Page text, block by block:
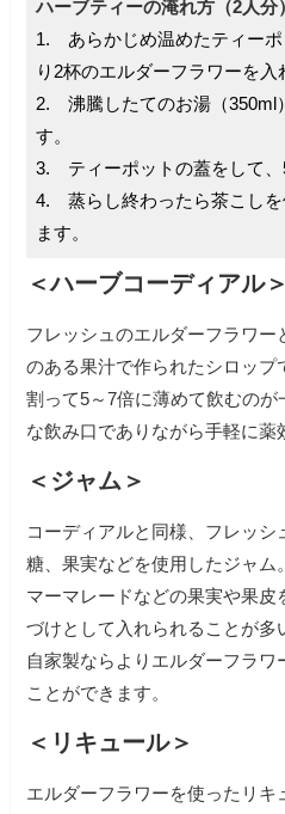
ハーブティーの淹れ方（2人分）
1. あらかじめ温めたティー
り2杯のエルダーフラワーを入
2. 沸騰したてのお湯（350ml
す。
3. ティーポットの蓋をして、
4. 蒸らし終わったら茶こし
ます。
＜ハーブコーディアル＞
フレッシュのエルダーフラワ
のある果汁で作られたシロップ
割って5～7倍に薄めて飲むのが
な飲み口でありながら手軽に薬
＜ジャム＞
コーディアルと同様、フレッ
糖、果実などを使用したジャム。
マーマレードなどの果実や果皮
づけとして入れられることが多
自家製ならよりエルダーフラワ
ことができます。
＜リキュール＞
エルダーフラワーを使ったリキ